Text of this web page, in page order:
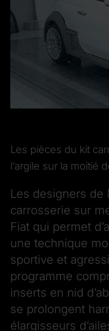
Les pièces du kit
l’argile sur la moitié
Les designers de
carrosserie sur
Fiat qui permet
une technique
sportive et
programme
inserts en nid
se prolongent
élargisseurs